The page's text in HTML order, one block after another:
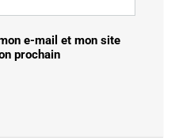
e-mail et mon site
prochain